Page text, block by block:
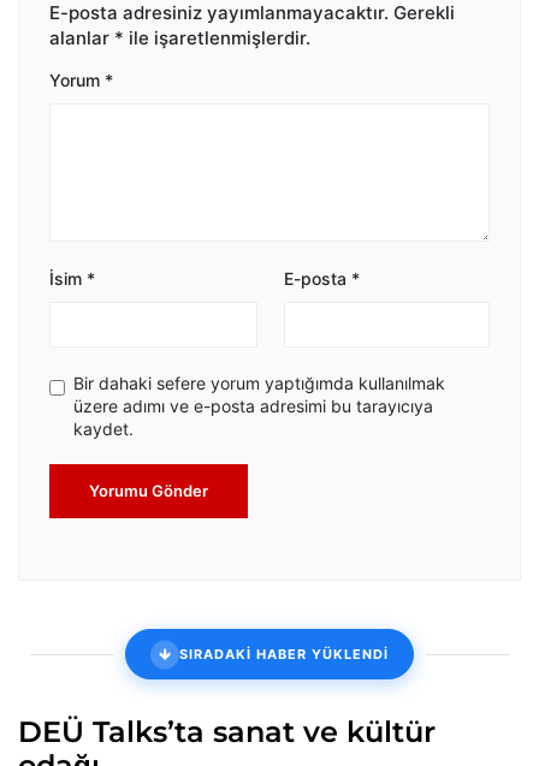
E-posta adresiniz yayımlanmayacaktır. Gerekli
alanlar * ile işaretlenmişlerdir.
Yorum *
İsim * E-posta *
Bir dahaki sefere yorum yaptığımda kullanılmak
üzere adımı ve e-posta adresimi bu tarayıcıya
kaydet.
Yorumu Gönder
SIRADAKİ HABER YÜKLENDİ
DEÜ Talks’ta sanat ve kültür